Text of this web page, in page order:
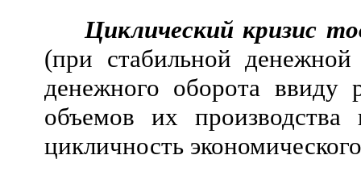
Циклический кризис
(при стабильной
денежного оборота ввиду
объемов их
цикличность